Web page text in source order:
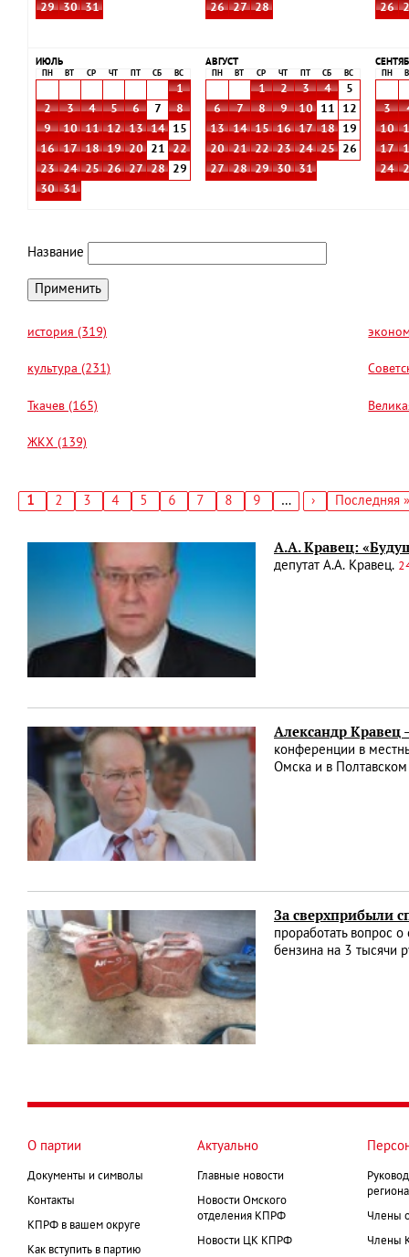
29
30 31
26
27 28
26
ИЮЛЬ
ПН ВТ СР ЧТ СБ ВС
1
2
3 4 5 6 7
8
9
10 11 12 13 14
15
16
17 18 19 20 21
22
23
24 25 26 27 28
29
30
31
АВГУСТ
ПН ВТ СР ЧТ СБ ВС
1 2 3 4
5
6
7 8 9 10 11
12
13
14 15 16 17 18
19
20
21 22 23 24 25
26
27
28 29 30 31
ПН
3
10
17
24
Название
история (319)
культура (231)
Ткачев (165)
ЖКХ (139)
Текущая
1 Страница
2 Страница
3 Страница
4 Страница
5 Страница
6 Страница
7 Страница
8 Страница
9 …
Следующая
›
Последняя
Последняя »
А.А. Кравец:
депутат А.А. Кравец.
Александр Кравец
конференции в
Омска и в
За сверхприбыли
проработать вопрос
бензина на 3 тысячи
О партии
Документы и символы
Контакты
КПРФ в вашем округе
Как вступить в партию
Актуально
Главные новости
Новости Омского
отделения КПРФ
Новости ЦК КПРФ
Члены
Члены